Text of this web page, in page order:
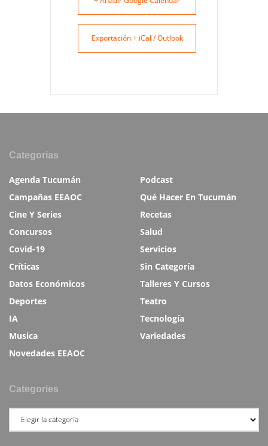
Exportación + iCal / Outlook
Categorias
Agenda Tucumán
Campañas EEAOC
Cine Y Series
Concursos
Covid-19
Críticas
Datos Económicos
Deportes
IA
Musica
Novedades EEAOC
Podcast
Qué Hacer En Tucumán
Recetas
Salud
Servicios
Sin Categoría
Talleres Y Cursos
Teatro
Tecnología
Variedades
Categories